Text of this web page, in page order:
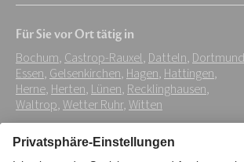
Adresse:
*
Für Sie vor Ort tätig in
Bochum,Castrop-Rauxel,Datteln,Dortmund
Essen,Gelsenkirchen,Hagen,Hattingen,
Herne,Herten,Lünen,Recklinghausen,
Waltrop,Wetter Ruhr,Witten